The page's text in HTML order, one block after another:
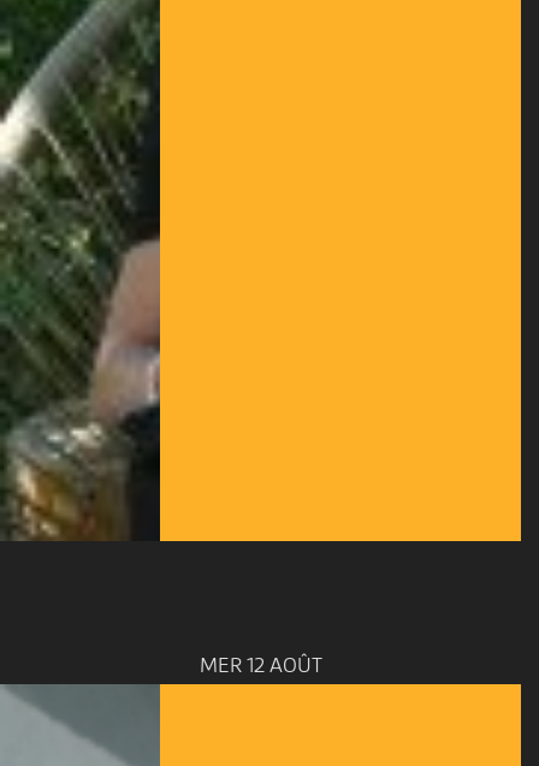
MER 12 AOÛT